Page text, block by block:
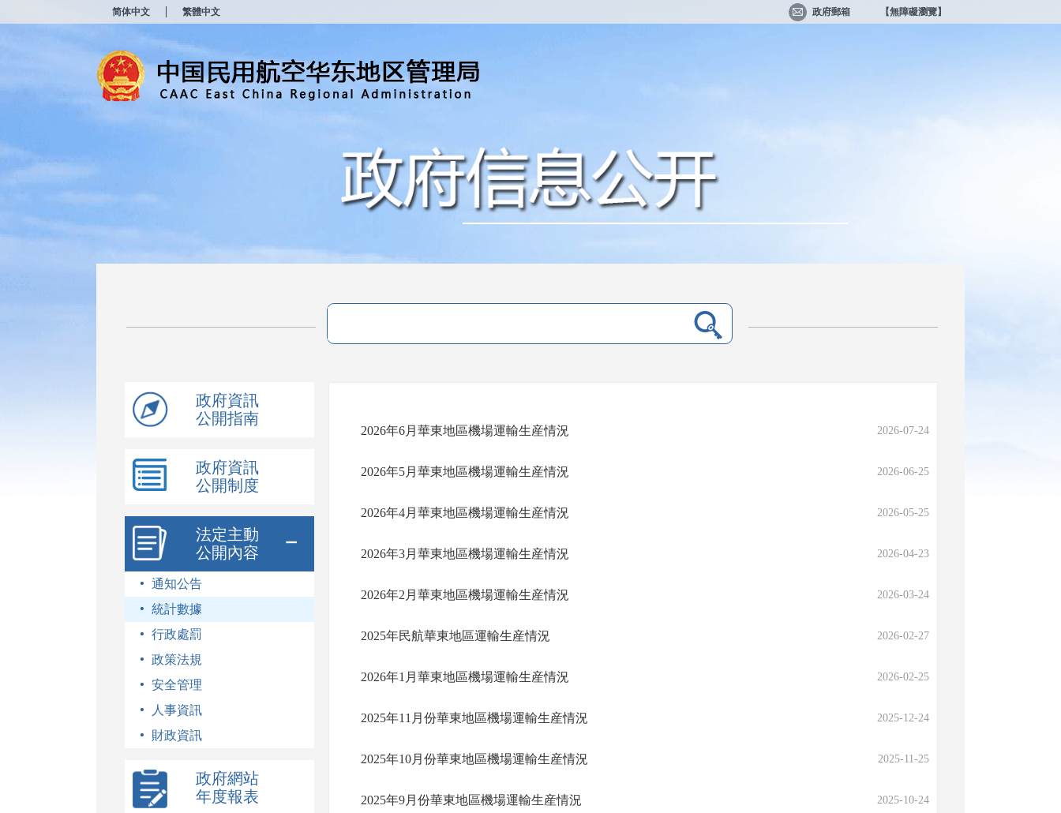
简体中文 繁體中文 政府郵箱 【無障礙瀏覽】
政府資訊
公開指南
政府資訊
公開制度
法定主動
公開內容
通知公告
統計數據
行政處罰
政策法規
安全管理
人事資訊
財政資訊
政府網站
年度報表
2026年6月華東地區機場運輸生産情況 2026-07-24
2026年5月華東地區機場運輸生産情況 2026-06-25
2026年4月華東地區機場運輸生産情況 2026-05-25
2026年3月華東地區機場運輸生産情況 2026-04-23
2026年2月華東地區機場運輸生産情況 2026-03-24
2025年民航華東地區運輸生産情況 2026-02-27
2026年1月華東地區機場運輸生産情況 2026-02-25
2025年11月份華東地區機場運輸生産情況 2025-12-24
2025年10月份華東地區機場運輸生産情況 2025-11-25
2025年9月份華東地區機場運輸生産情況 2025-10-24
窗